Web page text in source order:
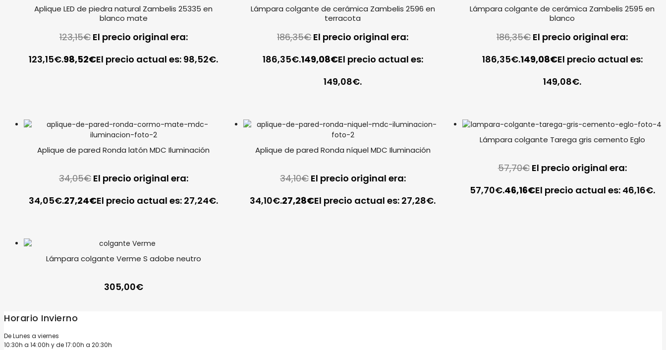
Aplique LED de piedra natural Zambelis 25335 en
blanco mate
123,15€ El precio original era:
123,15€.98,52€El precio actual es: 98,52€.
Lámpara colgante de cerámica Zambelis 2596 en
terracota
186,35€El precio original era:
186,35€.149,08€El precio actual es:
149,08€.
Lámpara colgante de cerámica Zambelis 2595 en
blanco
186,35€ El precio original era:
186,35€.149,08€El precio actual es:
149,08€.
Aplique de pared Ronda latón MDC Iluminación
34,05€ El precio original era:
34,05€.27,24€El precio actual es: 27,24€.
Aplique de pared Ronda níquel MDC Iluminación
34,10€ El precio original era:
34,10€.27,28€El precio actual es: 27,28€.
Lámpara colgante Tarega gris cemento Eglo
57,70€ El precio original era:
57,70€.46,16€El precio actual es: 46,16€.
Lámpara colgante Verme S adobe neutro
305,00€
Horario Invierno
De Lunes a viernes
10:30h a 14:00h y de 17:00h a 20:30h